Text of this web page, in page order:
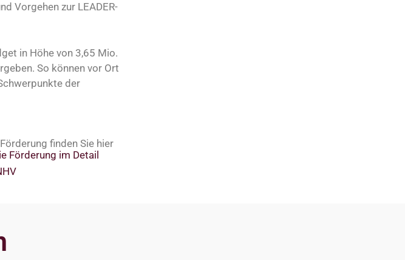
Vorgehen zur LEADER-
in Höhe von 3,65 Mio.
So können vor Ort
der
finden Sie hier
Förderung im Detail